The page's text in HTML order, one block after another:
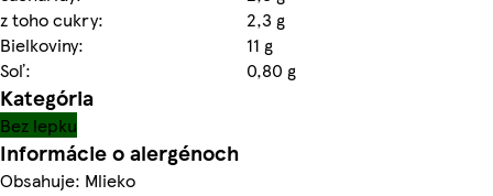
z toho cukry:
2,3 g
Bielkoviny:
11 g
Soľ:
0,80 g
Kategória
Bez lepku
Informácie o alergénoch
Obsahuje: Mlieko